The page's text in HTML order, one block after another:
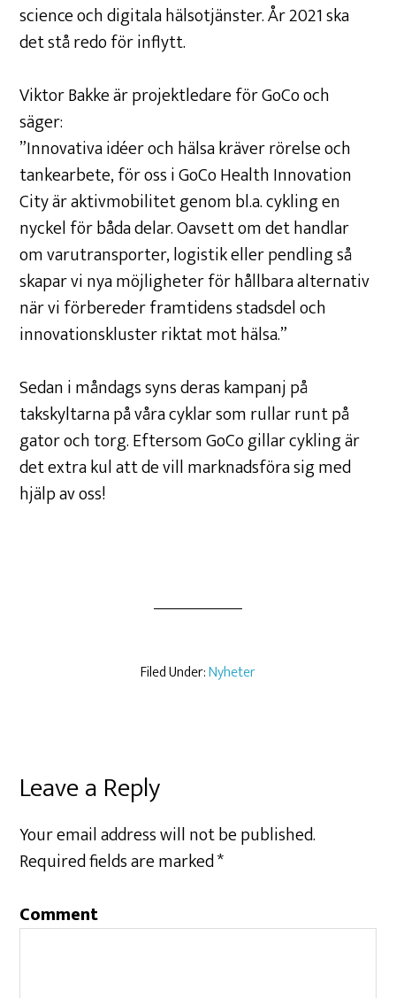
science och digitala hälsotjänster. År 2021 ska
det stå redo för inflytt.
Viktor Bakke är projektledare för GoCo och
säger:
”Innovativa idéer och hälsa kräver rörelse och
tankearbete, för oss i GoCo Health Innovation
City är aktivmobilitet genom bl.a. cykling en
nyckel för båda delar. Oavsett om det handlar
om varutransporter, logistik eller pendling så
skapar vi nya möjligheter för hållbara alternativ
när vi förbereder framtidens stadsdel och
innovationskluster riktat mot hälsa.”
Sedan i måndags syns deras kampanj på
takskyltarna på våra cyklar som rullar runt på
gator och torg. Eftersom GoCo gillar cykling är
det extra kul att de vill marknadsföra sig med
hjälp av oss!
Filed Under:Nyheter
Leave a Reply
Your email address will not be published.
Required fields are marked*
Comment